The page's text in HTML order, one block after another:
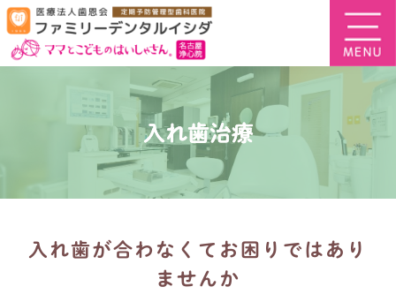
入れ歯治療
入れ歯が合わなくてお困りではあり
ませんか